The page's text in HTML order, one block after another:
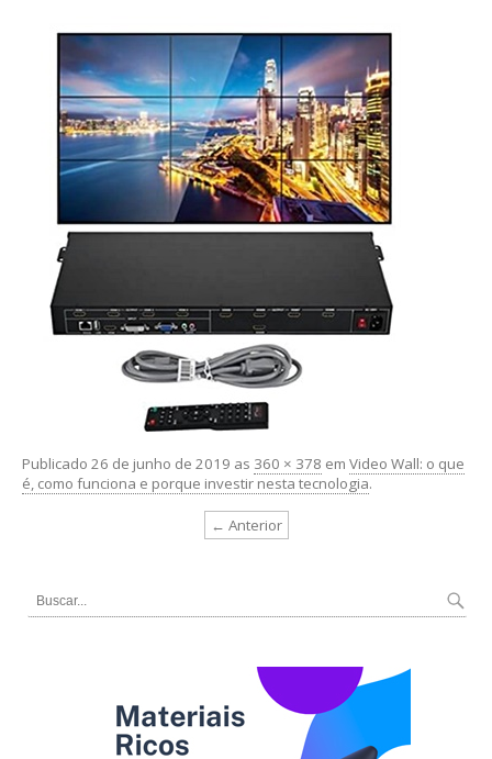
Publicado 26 de junho de 2019 as 360 × 378 em Video Wall: o que
é, como funciona e porque investir nesta tecnologia.
← Anterior